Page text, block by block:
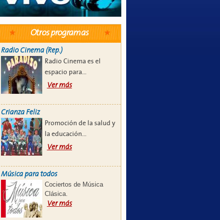
Otros programas
Radio Cinema (Rep.)
Radio Cinema es el
espacio para...
Ver más
Crianza Feliz
Promoción de la salud y
la educación...
Ver más
Música para todos
Cociertos de Música
Clásica.
Ver más